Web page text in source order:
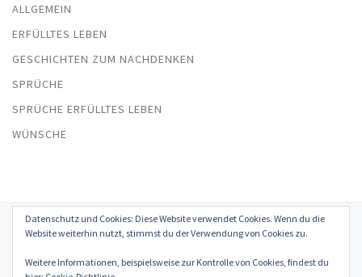
ALLGEMEIN
ERFÜLLTES LEBEN
GESCHICHTEN ZUM NACHDENKEN
SPRÜCHE
SPRÜCHE ERFÜLLTES LEBEN
WÜNSCHE
© 2026Erfülltes Leben in Glück, Liebe, Erfolg und Gesundheit
Präsentiert vonWP– Entworfen mit demCustomizr-Theme
Datenschutz und Cookies: Diese Website verwendet Cookies. Wenn du die
Website weiterhin nutzt, stimmst du der Verwendung von Cookies zu.
Weitere Informationen, beispielsweise zur Kontrolle von Cookies, findest du